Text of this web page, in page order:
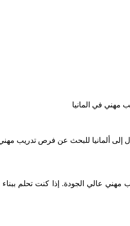
مهني في المانيا
إلى ألمانيا للبحث عن فرص تدريب
مهني عالي الجودة. إذا كنت تحلم